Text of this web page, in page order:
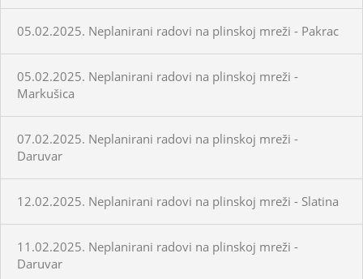
05.02.2025. Neplanirani radovi na plinskoj mreži - Pakrac
05.02.2025. Neplanirani radovi na plinskoj mreži -
Markušica
07.02.2025. Neplanirani radovi na plinskoj mreži -
Daruvar
12.02.2025. Neplanirani radovi na plinskoj mreži - Slatina
11.02.2025. Neplanirani radovi na plinskoj mreži -
Daruvar